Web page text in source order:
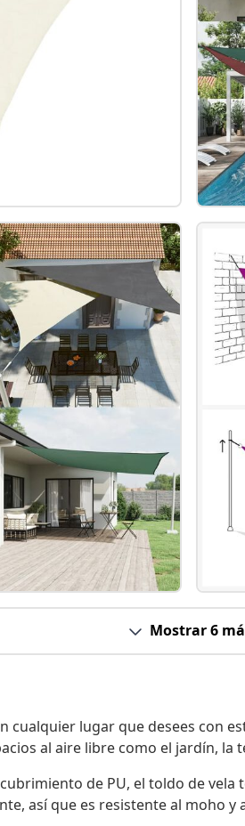
Mostrar 6
cualquier lugar que desees con
al aire libre como el jardín, la
de PU, el toldo de vela
así que es resistente al moho y